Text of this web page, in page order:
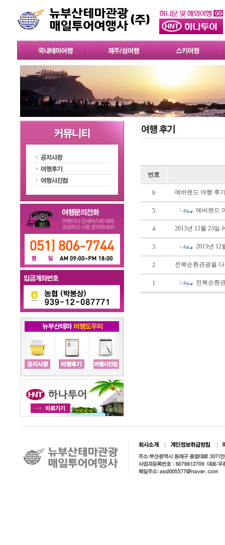
번호
6 에버랜드 여행 후
5 에버랜드
4 2013년 12월 23일
3 2013년 12
2 전북순환관광을
1 전북순환